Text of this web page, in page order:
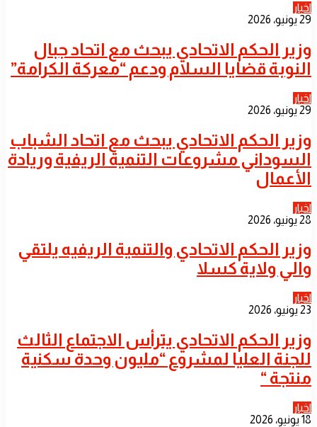
اخبار
29 يونيو، 2026
​وزير الحكم الاتحادي يبحث مع اتحاد جبال
النوبة قضايا السلام ودعم “معركة الكرامة”
اخبار
29 يونيو، 2026
​وزير الحكم الاتحادي يبحث مع اتحاد الشباب
السوداني مشروعات التنمية الريفية وريادة
الأعمال
اخبار
28 يونيو، 2026
​وزير الحكم الاتحادي والتنمية الريفيه يلتقي
والي ولاية كسلا
اخبار
23 يونيو، 2026
​وزير الحكم الاتحادي يترأس الاجتماع الثالث
للجنة العليا لمشروع “مليون وحدة سكنية
منتجة “
اخبار
18 يونيو، 2026